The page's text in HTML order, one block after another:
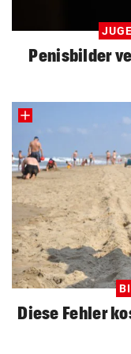
Penisbilder
Diese Fehler